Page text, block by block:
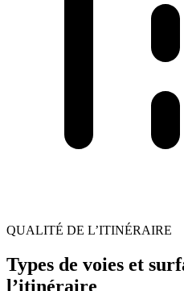
QUALITÉ DE L’ITINÉRAIRE
Types de voies et
l’itinéraire